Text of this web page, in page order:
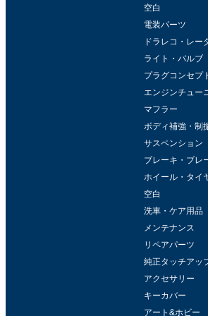
空白
電装パーツ
ドラレコ・レー
ライト・バルブ
プラグコンセプ
エンジンチュー
マフラー
ボディ補強・制
サスペンション
ブレーキ・ブレ
ホイール・タイ
空白
洗車・ケア用品
メンテナンス
リペアパーツ
純正タッチアッ
アクセサリー
キーカバー
アート&ホビー